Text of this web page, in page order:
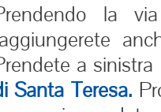
la
a
Santa Teresa.